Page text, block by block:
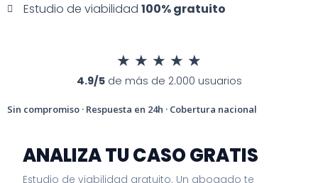
Estudio de viabilidad 100% gratuito
★ ★ ★ ★ ★
4.9/5de más de 2.000 usuarios
Sin compromiso · Respuesta en 24h · Cobertura nacional
ANALIZA TU CASO GRATIS
Estudio de viabilidad gratuito. Un abogado te